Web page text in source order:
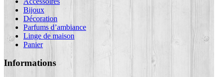
Bijoux
Décoration
Parfums d’ambiance
Linge de maison
Panier
Informations